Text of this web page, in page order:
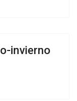
invierno